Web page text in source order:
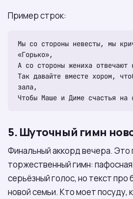
Пример строк:
Мы со стороны невесты, мы
«Горько»,
А со стороны жениха отвечают
Так давайте вместе хором,
зала,
5. Шуточный гимн
Финальный аккорд вечера. Это
торжественный гимн:
серьёзный голос, но текст
новой семьи. Кто моет посуду,